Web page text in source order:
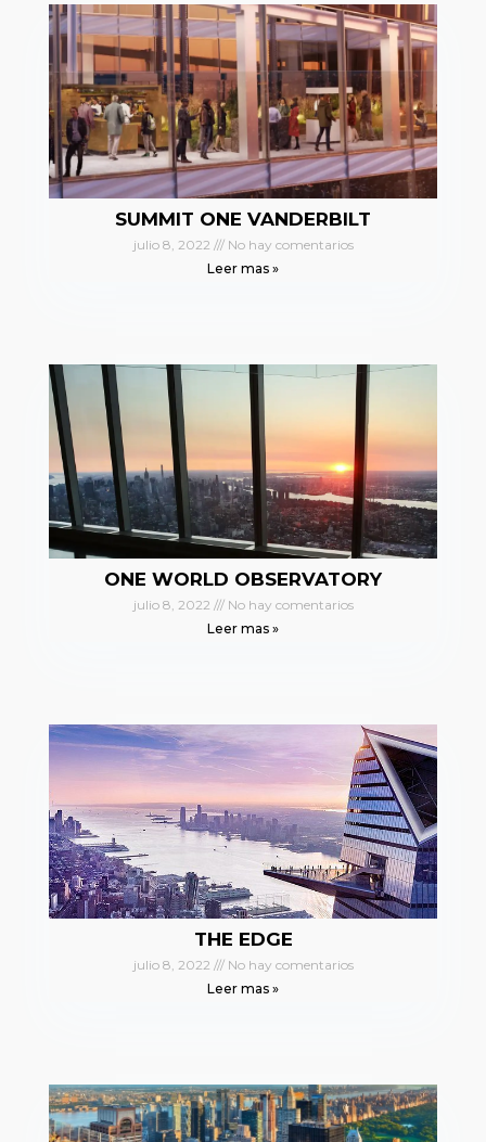
SUMMIT ONE VANDERBILT
julio 8, 2022
No hay comentarios
Leer mas »
ONE WORLD OBSERVATORY
julio 8, 2022
No hay comentarios
Leer mas »
THE EDGE
julio 8, 2022
No hay comentarios
Leer mas »